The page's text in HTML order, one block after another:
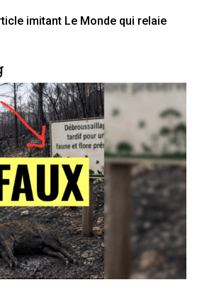
imitant Le Monde qui relaie